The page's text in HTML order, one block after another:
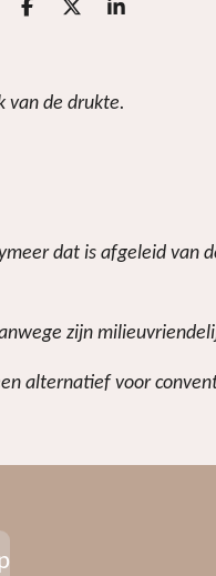
D
n
D
S
e
van de drukte.
dat is afgeleid van
zijn
alternatief voor